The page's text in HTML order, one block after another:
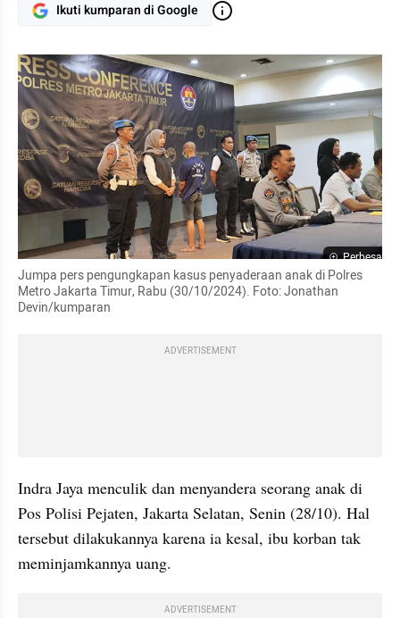
Ikuti kumparan di Google
Perbesar
Jumpa pers pengungkapan kasus penyaderaan anak di Polres
Metro Jakarta Timur, Rabu (30/10/2024). Foto: Jonathan
Devin/kumparan
ADVERTISEMENT
Indra Jaya menculik dan menyandera seorang anak di
Pos Polisi Pejaten, Jakarta Selatan, Senin (28/10). Hal
tersebut dilakukannya karena ia kesal, ibu korban tak
meminjamkannya uang.
ADVERTISEMENT